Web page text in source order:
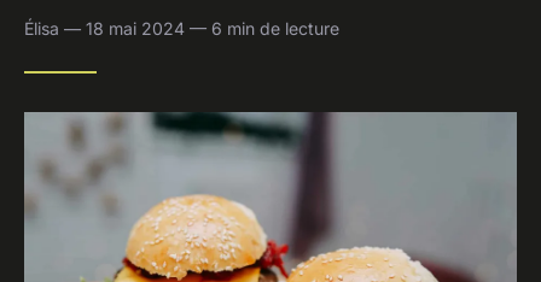
Élisa — 18 mai 2024 — 6 min de lecture